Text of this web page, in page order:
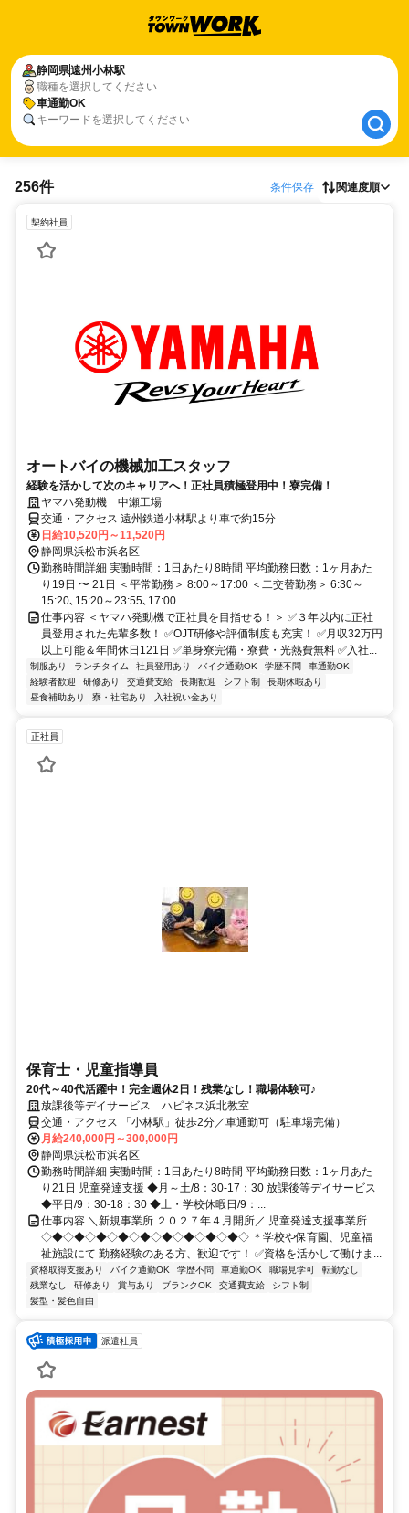
静岡県遠州小林駅
職種を選択してください
車通勤OK
キーワードを選択してください
静岡県遠州小林駅
車通勤OK
256件 条件保存 関連度順
契約社員
オートバイの機械加工スタッフ
経験を活かして次のキャリアへ！正社員積極登用中！寮完備！
ヤマハ発動機 中瀬工場
交通・アクセス 遠州鉄道小林駅より車で約15分
日給10,520円～11,520円
静岡県浜松市浜名区
勤務時間詳細 実働時間：1日あたり8時間 平均勤務日数：1ヶ月あた
り19日 〜 21日 ＜平常勤務＞ 8:00～17:00 ＜二交替勤務＞ 6:30～
15:20､15:20～23:55､17:00...
仕事内容 ＜ヤマハ発動機で正社員を目指せる！＞ ✅３年以内に正社
員登用された先輩多数！ ✅OJT研修や評価制度も充実！ ✅月収32万円
以上可能＆年間休日121日 ✅単身寮完備・寮費・光熱費無料 ✅入社...
制服あり ランチタイム 社員登用あり バイク通勤OK 学歴不問
車通勤OK
経験者歓迎
研修あり 交通費支給 長期歓迎 シフト制
長期休暇あり
昼食補助あり
寮・社宅あり 入社祝い金あり
正社員
保育士・児童指導員
20代～40代活躍中！完全週休2日！残業なし！職場体験可♪
放課後等デイサービス ハピネス浜北教室
交通・アクセス 「小林駅」徒歩2分／車通勤可（駐車場完備）
月給240,000円～300,000円
静岡県浜松市浜名区
勤務時間詳細 実働時間：1日あたり8時間 平均勤務日数：1ヶ月あた
り21日 児童発達支援 ◆月～土/8：30‐17：30 放課後等デイサービス
◆平日/9：30‐18：30 ◆土・学校休暇日/9：...
仕事内容 ＼新規事業所 ２０２７年４月開所／ 児童発達支援事業所
◇◆◇◆◇◆◇◆◇◆◇◆◇◆◇◆◇◆◇ ＊学校や保育園、児童福
祉施設にて 勤務経験のある方、歓迎です！ ✅資格を活かして働けま...
資格取得支援あり バイク通勤OK 学歴不問 車通勤OK 職場見学可
転勤なし
残業なし
研修あり 賞与あり ブランクOK 交通費支給
シフト制
髪型・髪色自由
派遣社員